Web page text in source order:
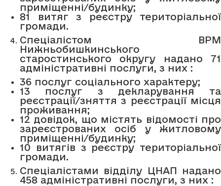
приміщенні/будинку;
81 витяг з реєстру територіальної
громади.
Спеціалістом ВРМ
Нижньобишкинського
старостинського округу надано 71
адміністративні послуги, з них :
36 послуг соціального характеру;
13 послуг з декларування та
реєстрації/зняття з реєстрації місця
проживання;
12 довідок, що містять відомості про
зареєстрованих осіб у житловому
приміщенні/будинку;
10 витягів з реєстру територіальної
громади.
Спеціалістами відділу ЦНАП надано
458 адміністративні послуги, з них :